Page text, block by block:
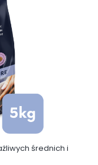
średnich i